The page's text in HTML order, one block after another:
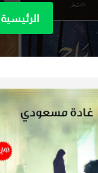
الرئيسية